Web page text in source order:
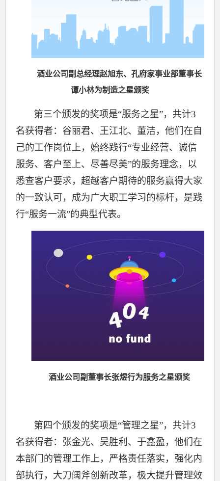
酒业公司副总经理赵旭东、孔府家事业部董事长
谭小林为制造之星颁奖
第三个颁发的奖项是“服务之星”，共计3
名获得者：谷丽君、王江北、董洁，他们在自
己的工作岗位上，始终践行“专业经营、诚信
服务、客户至上、尽善尽美”的服务理念，以
悉查客户要求，超越客户期待的服务赢得大家
的一致认可，成为广大职工学习的标杆，是践
行“服务一流”的典型代表。
酒业公司副董事长张煜行为服务之星颁奖
第四个颁发的奖项是“管理之星”，共计3
名获得者：张金光、吴胜利、于鑫盈，他们在
本部门的管理工作上，严格责任落实，强化内
部执行，大刀阔斧创新改革，极大提升管理效